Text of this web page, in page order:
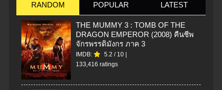
RANDOM POPULAR LATEST
THE MUMMY 3 : TOMB OF THE
DRAGON EMPEROR (2008) คืนชีพ
จักรพรรดิมังกร ภาค 3
IMDB: 5.2 / 10
133,416 ratings